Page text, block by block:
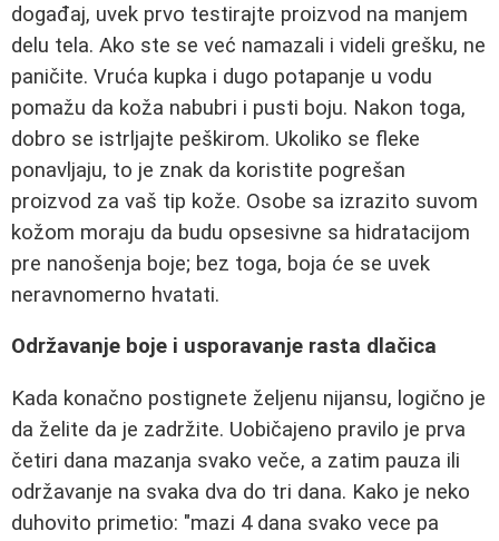
događaj, uvek prvo testirajte proizvod na manjem
delu tela. Ako ste se već namazali i videli grešku, ne
paničite. Vruća kupka i dugo potapanje u vodu
pomažu da koža nabubri i pusti boju. Nakon toga,
dobro se istrljajte peškirom. Ukoliko se fleke
ponavljaju, to je znak da koristite pogrešan
proizvod za vaš tip kože. Osobe sa izrazito suvom
kožom moraju da budu opsesivne sa hidratacijom
pre nanošenja boje; bez toga, boja će se uvek
neravnomerno hvatati.
Održavanje boje i usporavanje rasta dlačica
Kada konačno postignete željenu nijansu, logično je
da želite da je zadržite. Uobičajeno pravilo je prva
četiri dana mazanja svako veče, a zatim pauza ili
održavanje na svaka dva do tri dana. Kako je neko
duhovito primetio: "mazi 4 dana svako vece pa